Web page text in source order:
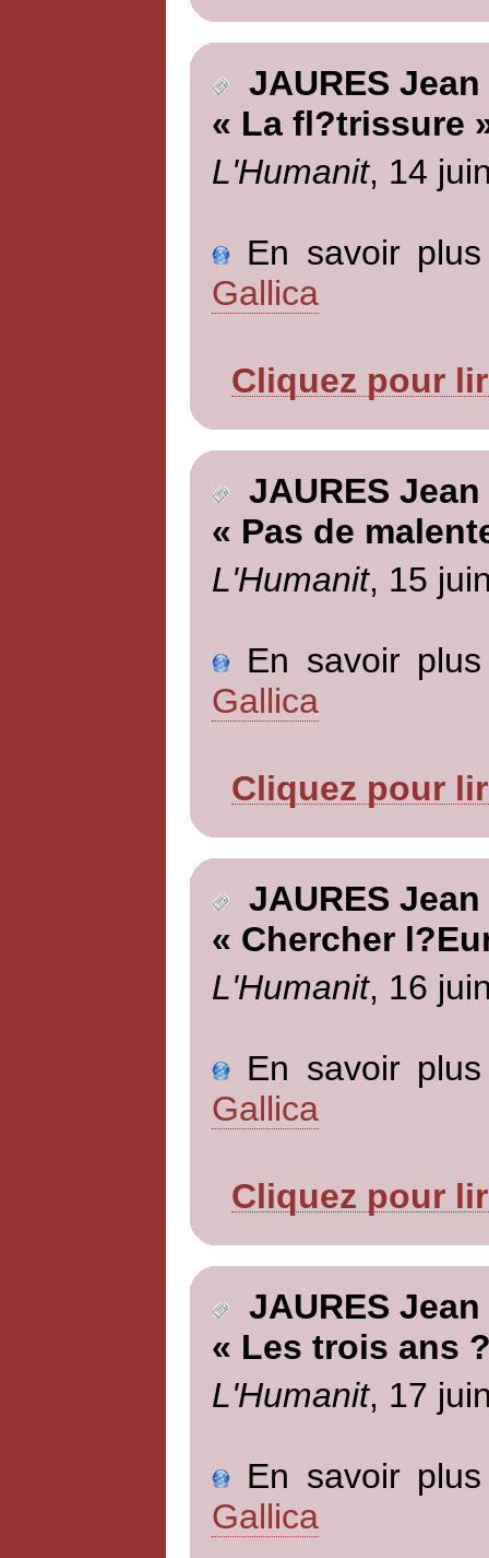
JAURES Jean
« La fl?trissure
L'Humanit, 14
En savoir
Gallica
Cliquez pour
JAURES Jean
« Pas de
L'Humanit, 15
En savoir
Gallica
Cliquez pour
JAURES Jean
« Chercher
L'Humanit, 16
En savoir
Gallica
Cliquez pour
JAURES Jean
« Les trois ans
L'Humanit, 17
En savoir
Gallica